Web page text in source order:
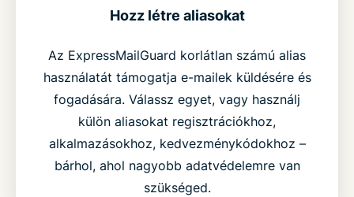
Hozz létre aliasokat
Az ExpressMailGuard korlátlan számú alias
használatát támogatja e-mailek küldésére és
fogadására. Válassz egyet, vagy használj
külön aliasokat regisztrációkhoz,
alkalmazásokhoz, kedvezménykódokhoz –
bárhol, ahol nagyobb adatvédelemre van
szükséged.